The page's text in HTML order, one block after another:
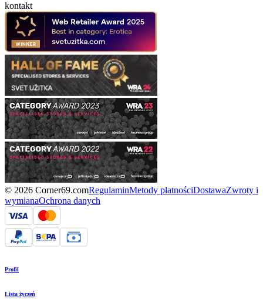
kontakt
© 2026 Corner69.comRegulaminMetody płatnościDostawaZwroty i
wymianaOchrona danych
Profil
Lista życzeń